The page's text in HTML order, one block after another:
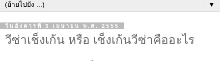
▼
วันอังคารที่ 3 เมษายน พ.ศ. 2555
วีซ่าเช็งเก้น หรือ เช็งเก้นวีซ่าคืออะไร